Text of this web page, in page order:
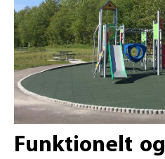
Funktionelt